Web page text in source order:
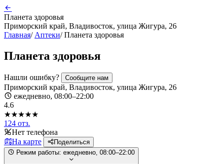
Планета здоровья
Приморский край, Владивосток, улица Жигура, 26
Главная/ Аптеки/ Планета здоровья
Планета здоровья
Нашли ошибку? Сообщите нам
Приморский край, Владивосток, улица Жигура, 26
ежедневно, 08:00–22:00
4.6
★★★★★
124 отз.
Нет телефона
На карте
Поделиться
Режим работы: ежедневно, 08:00–22:00